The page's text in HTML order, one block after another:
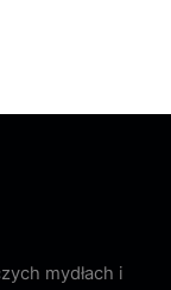
mydłach i